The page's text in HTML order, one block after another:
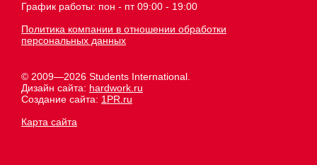
График работы: пон - пт 09:00 - 19:00
Политика компании в отношении обработки
персональных данных
© 2009—2026 Students International.
Дизайн сайта: hardwork.ru
Создание сайта: 1PR.ru
Карта сайта